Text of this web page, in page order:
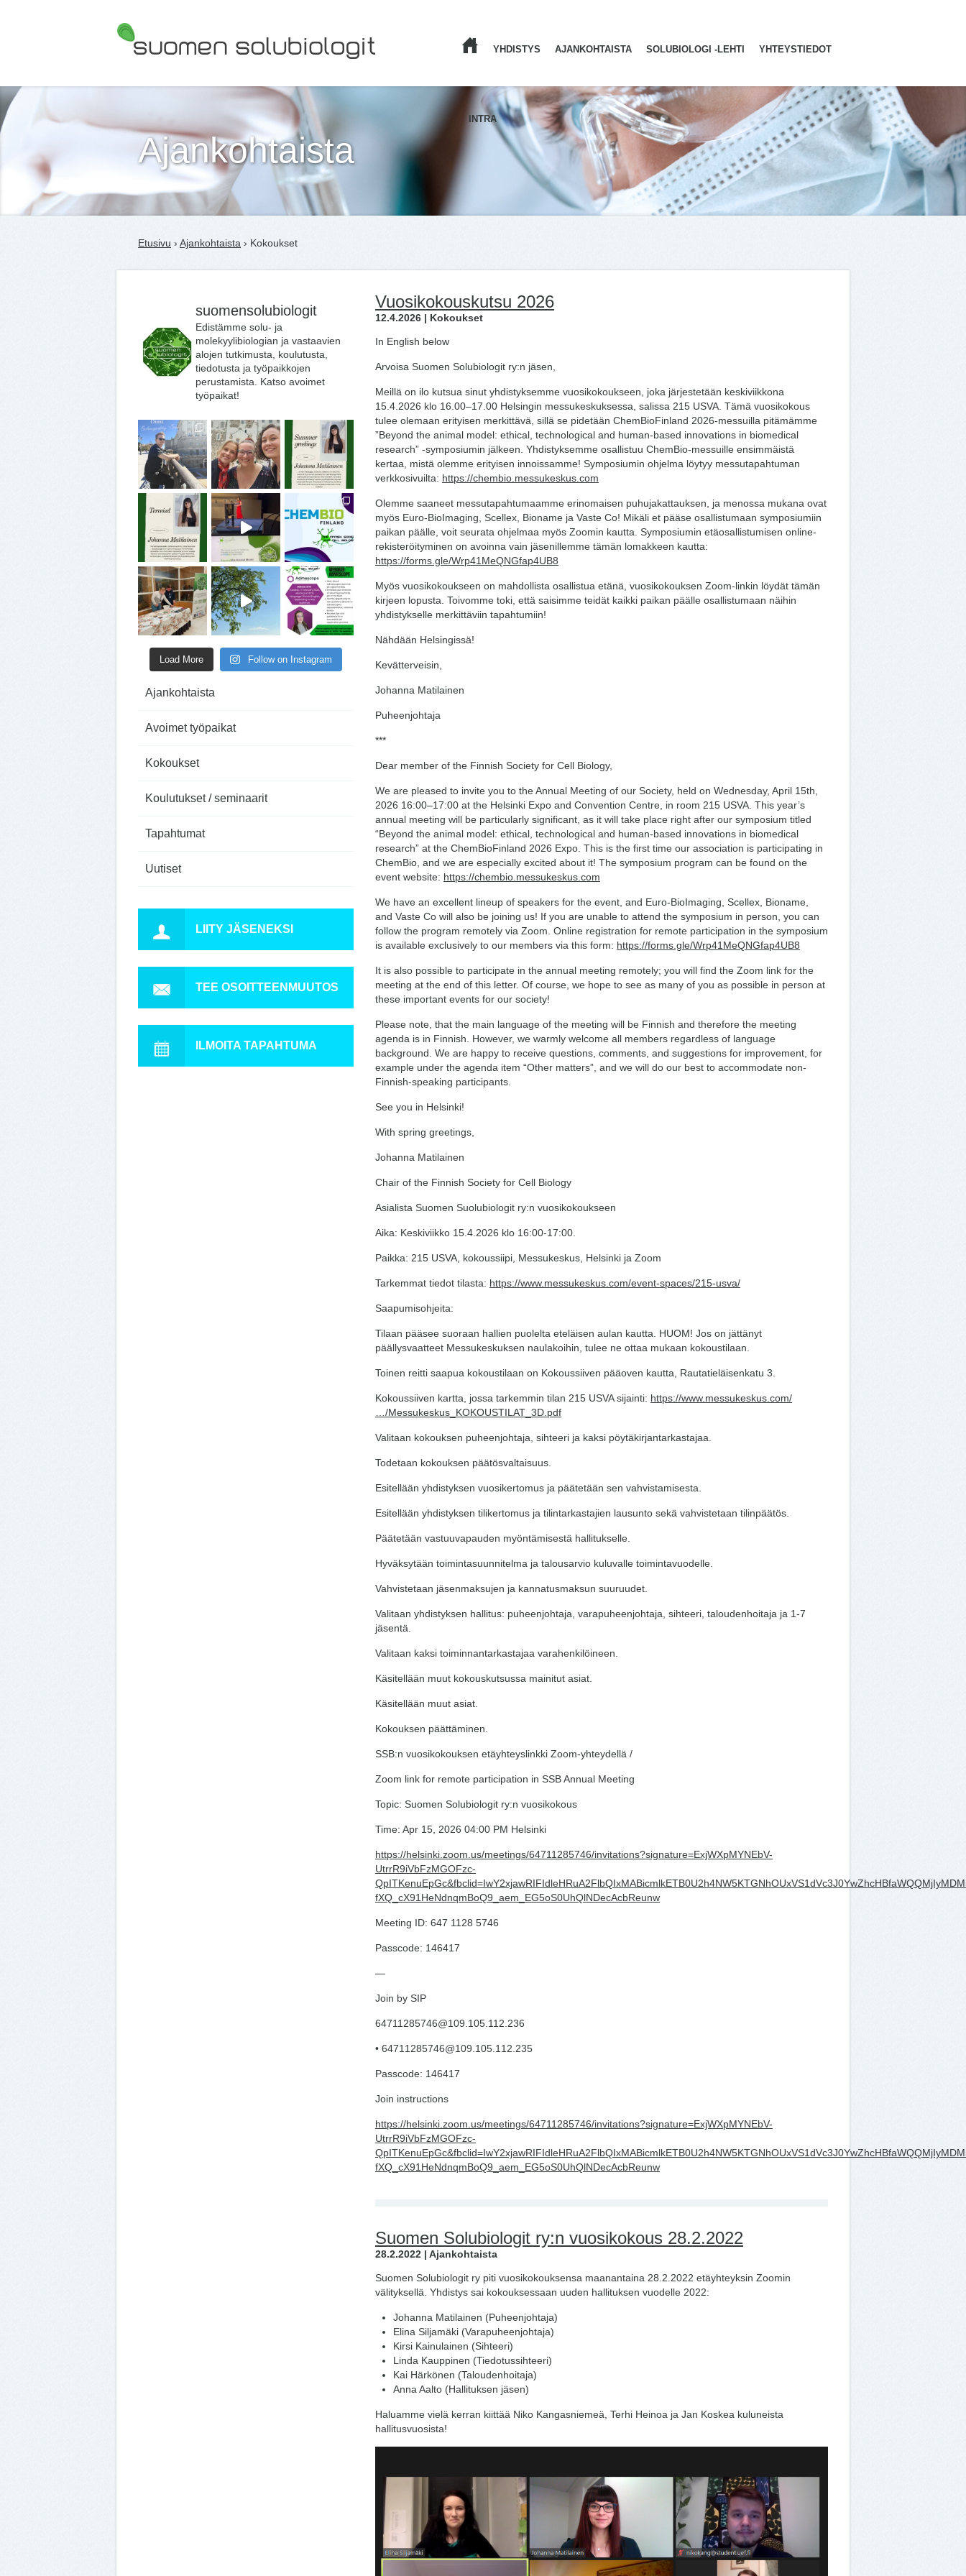
YHDISTYS AJANKOHTAISTA SOLUBIOLOGI -LEHTI YHTEYSTIEDOT
INTRA
Ajankohtaista
Etusivu › Ajankohtaista › Kokoukset
suomensolubiologit
Edistämme solu- ja
molekyylibiologian ja vastaavien
alojen tutkimusta, koulutusta,
tiedotusta ja työpaikkojen
perustamista. Katso avoimet
työpaikat!
Load More Follow on Instagram
Ajankohtaista
Avoimet työpaikat
Kokoukset
Koulutukset / seminaarit
Tapahtumat
Uutiset
LIITY JÄSENEKSI
TEE OSOITTEENMUUTOS
ILMOITA TAPAHTUMA
Vuosikokouskutsu 2026
12.4.2026 | Kokoukset
In English below
Arvoisa Suomen Solubiologit ry:n jäsen,
Meillä on ilo kutsua sinut yhdistyksemme vuosikokoukseen, joka järjestetään keskiviikkona
15.4.2026 klo 16.00–17.00 Helsingin messukeskuksessa, salissa 215 USVA. Tämä vuosikokous
tulee olemaan erityisen merkittävä, sillä se pidetään ChemBioFinland 2026-messuilla pitämämme
”Beyond the animal model: ethical, technological and human-based innovations in biomedical
research” -symposiumin jälkeen. Yhdistyksemme osallistuu ChemBio-messuille ensimmäistä
kertaa, mistä olemme erityisen innoissamme! Symposiumin ohjelma löytyy messutapahtuman
verkkosivuilta: https://chembio.messukeskus.com
Olemme saaneet messutapahtumaamme erinomaisen puhujakattauksen, ja menossa mukana ovat
myös Euro-BioImaging, Scellex, Bioname ja Vaste Co! Mikäli et pääse osallistumaan symposiumiin
paikan päälle, voit seurata ohjelmaa myös Zoomin kautta. Symposiumin etäosallistumisen online-
rekisteröityminen on avoinna vain jäsenillemme tämän lomakkeen kautta:
https://forms.gle/Wrp41MeQNGfap4UB8
Myös vuosikokoukseen on mahdollista osallistua etänä, vuosikokouksen Zoom-linkin löydät tämän
kirjeen lopusta. Toivomme toki, että saisimme teidät kaikki paikan päälle osallistumaan näihin
yhdistykselle merkittäviin tapahtumiin!
Nähdään Helsingissä!
Kevätterveisin,
Johanna Matilainen
Puheenjohtaja
***
Dear member of the Finnish Society for Cell Biology,
We are pleased to invite you to the Annual Meeting of our Society, held on Wednesday, April 15th,
2026 16:00–17:00 at the Helsinki Expo and Convention Centre, in room 215 USVA. This year’s
annual meeting will be particularly significant, as it will take place right after our symposium titled
“Beyond the animal model: ethical, technological and human-based innovations in biomedical
research” at the ChemBioFinland 2026 Expo. This is the first time our association is participating in
ChemBio, and we are especially excited about it! The symposium program can be found on the
event website: https://chembio.messukeskus.com
We have an excellent lineup of speakers for the event, and Euro-BioImaging, Scellex, Bioname,
and Vaste Co will also be joining us! If you are unable to attend the symposium in person, you can
follow the program remotely via Zoom. Online registration for remote participation in the symposium
is available exclusively to our members via this form: https://forms.gle/Wrp41MeQNGfap4UB8
It is also possible to participate in the annual meeting remotely; you will find the Zoom link for the
meeting at the end of this letter. Of course, we hope to see as many of you as possible in person at
these important events for our society!
Please note, that the main language of the meeting will be Finnish and therefore the meeting
agenda is in Finnish. However, we warmly welcome all members regardless of language
background. We are happy to receive questions, comments, and suggestions for improvement, for
example under the agenda item “Other matters”, and we will do our best to accommodate non-
Finnish-speaking participants.
See you in Helsinki!
With spring greetings,
Johanna Matilainen
Chair of the Finnish Society for Cell Biology
Asialista Suomen Suolubiologit ry:n vuosikokoukseen
Aika: Keskiviikko 15.4.2026 klo 16:00-17:00.
Paikka: 215 USVA, kokoussiipi, Messukeskus, Helsinki ja Zoom
Tarkemmat tiedot tilasta: https://www.messukeskus.com/event-spaces/215-usva/
Saapumisohjeita:
Tilaan pääsee suoraan hallien puolelta eteläisen aulan kautta. HUOM! Jos on jättänyt
päällysvaatteet Messukeskuksen naulakoihin, tulee ne ottaa mukaan kokoustilaan.
Toinen reitti saapua kokoustilaan on Kokoussiiven pääoven kautta, Rautatieläisenkatu 3.
Kokoussiiven kartta, jossa tarkemmin tilan 215 USVA sijainti: https://www.messukeskus.com/
…/Messukeskus_KOKOUSTILAT_3D.pdf
Valitaan kokouksen puheenjohtaja, sihteeri ja kaksi pöytäkirjantarkastajaa.
Todetaan kokouksen päätösvaltaisuus.
Esitellään yhdistyksen vuosikertomus ja päätetään sen vahvistamisesta.
Esitellään yhdistyksen tilikertomus ja tilintarkastajien lausunto sekä vahvistetaan tilinpäätös.
Päätetään vastuuvapauden myöntämisestä hallitukselle.
Hyväksytään toimintasuunnitelma ja talousarvio kuluvalle toimintavuodelle.
Vahvistetaan jäsenmaksujen ja kannatusmaksun suuruudet.
Valitaan yhdistyksen hallitus: puheenjohtaja, varapuheenjohtaja, sihteeri, taloudenhoitaja ja 1-7
jäsentä.
Valitaan kaksi toiminnantarkastajaa varahenkilöineen.
Käsitellään muut kokouskutsussa mainitut asiat.
Käsitellään muut asiat.
Kokouksen päättäminen.
SSB:n vuosikokouksen etäyhteyslinkki Zoom-yhteydellä /
Zoom link for remote participation in SSB Annual Meeting
Topic: Suomen Solubiologit ry:n vuosikokous
Time: Apr 15, 2026 04:00 PM Helsinki
https://helsinki.zoom.us/meetings/64711285746/invitations?signature=ExjWXpMYNEbV-
UtrrR9iVbFzMGOFzc-
fXQ_cX91HeNdnqmBoQ9_aem_EG5oS0UhQlNDecAcbReunw
Meeting ID: 647 1128 5746
Passcode: 146417
—
Join by SIP
64711285746@109.105.112.236
• 64711285746@109.105.112.235
Passcode: 146417
Join instructions
https://helsinki.zoom.us/meetings/64711285746/invitations?signature=ExjWXpMYNEbV-
UtrrR9iVbFzMGOFzc-
fXQ_cX91HeNdnqmBoQ9_aem_EG5oS0UhQlNDecAcbReunw
Suomen Solubiologit ry:n vuosikokous 28.2.2022
28.2.2022 | Ajankohtaista
Suomen Solubiologit ry piti vuosikokouksensa maanantaina 28.2.2022 etäyhteyksin Zoomin
välityksellä. Yhdistys sai kokouksessaan uuden hallituksen vuodelle 2022:
Johanna Matilainen (Puheenjohtaja)
Elina Siljamäki (Varapuheenjohtaja)
Kirsi Kainulainen (Sihteeri)
Linda Kauppinen (Tiedotussihteeri)
Kai Härkönen (Taloudenhoitaja)
Anna Aalto (Hallituksen jäsen)
Haluamme vielä kerran kiittää Niko Kangasniemeä, Terhi Heinoa ja Jan Koskea kuluneista
hallitusvuosista!